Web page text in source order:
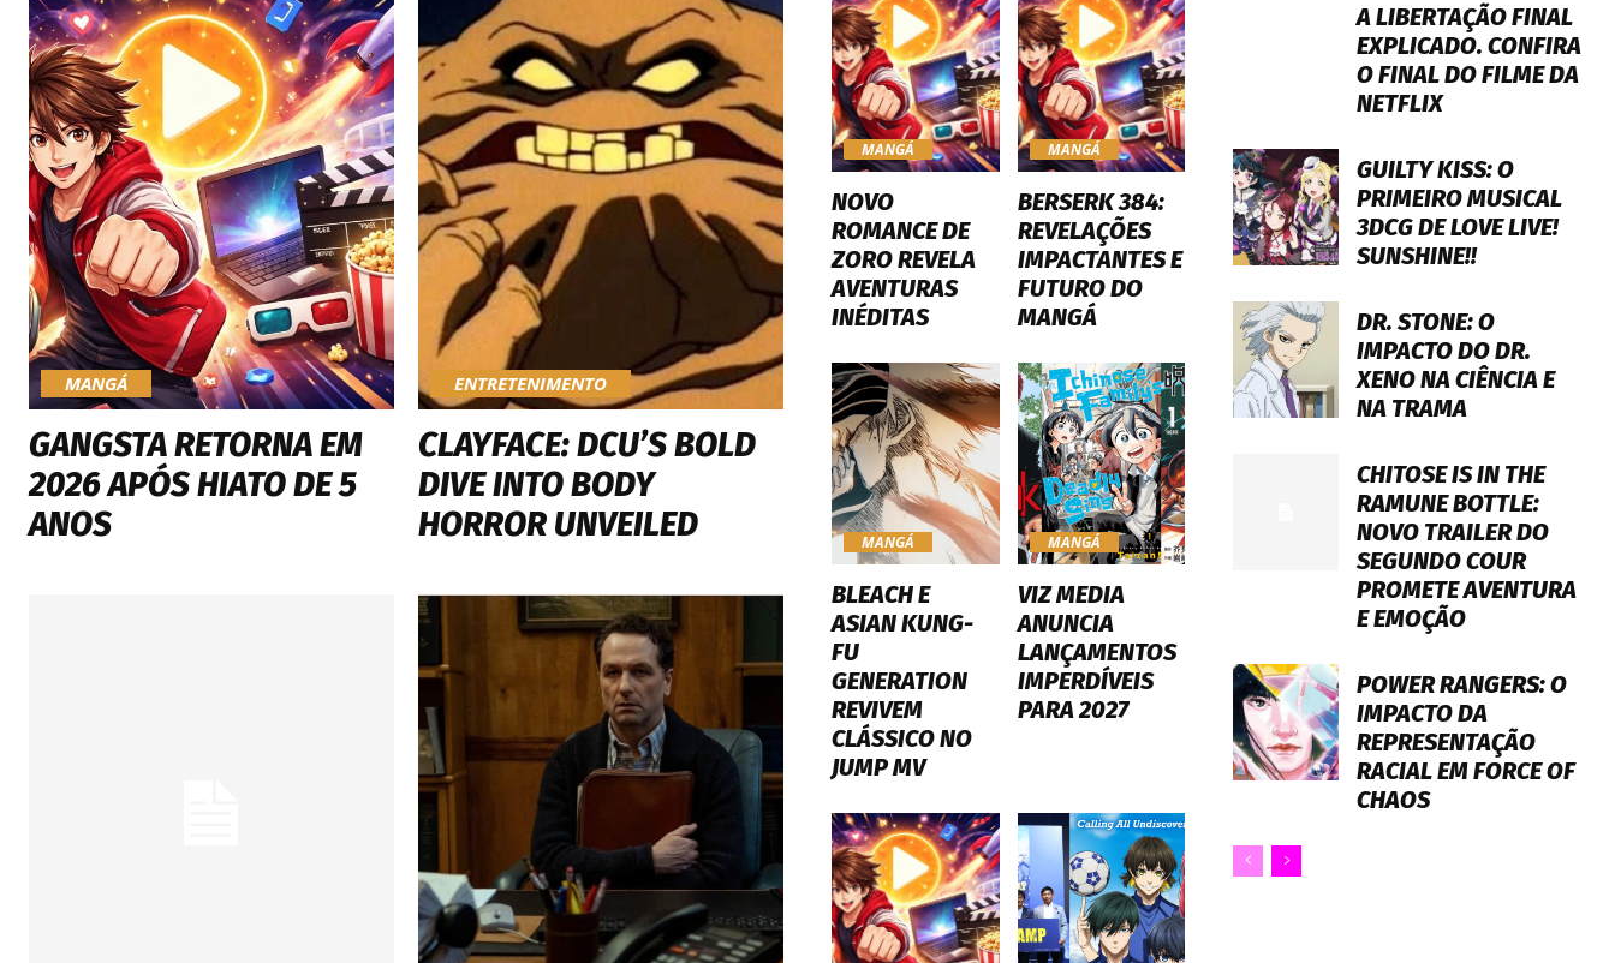
MANGÁ
GANGSTA RETORNA EM
2026 APÓS HIATO DE 5
ANOS
ENTRETENIMENTO
CLAYFACE: DCU’S BOLD
DIVE INTO BODY
HORROR UNVEILED
MANGÁ
NOVO
ROMANCE DE
ZORO REVELA
AVENTURAS
INÉDITAS
MANGÁ
BERSERK 384:
REVELAÇÕES
IMPACTANTES E
FUTURO DO
MANGÁ
MANGÁ
BLEACH E
ASIAN KUNG-
FU
GENERATION
REVIVEM
CLÁSSICO NO
JUMP MV
MANGÁ
VIZ MEDIA
ANUNCIA
LANÇAMENTOS
IMPERDÍVEIS
PARA 2027
A LIBERTAÇÃO FINAL
EXPLICADO. CONFIRA
O FINAL DO FILME DA
NETFLIX
GUILTY KISS: O
PRIMEIRO MUSICAL
3DCG DE LOVE LIVE!
SUNSHINE!!
DR. STONE: O
IMPACTO DO DR.
XENO NA CIÊNCIA E
NA TRAMA
CHITOSE IS IN THE
RAMUNE BOTTLE:
NOVO TRAILER DO
SEGUNDO COUR
PROMETE AVENTURA
E EMOÇÃO
POWER RANGERS: O
IMPACTO DA
REPRESENTAÇÃO
RACIAL EM FORCE OF
CHAOS